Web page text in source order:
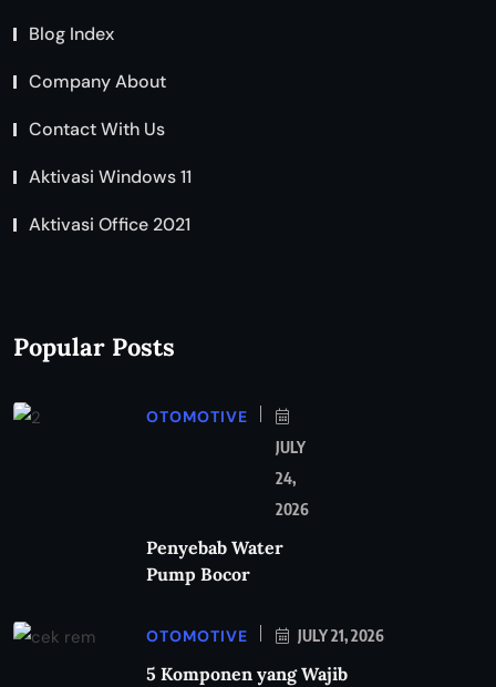
Blog Index
Company About
Contact With Us
Aktivasi Windows 11
Aktivasi Office 2021
Popular Posts
OTOMOTIVE
JULY
24,
2026
Penyebab Water
Pump Bocor
OTOMOTIVE JULY 21, 2026
5 Komponen yang Wajib